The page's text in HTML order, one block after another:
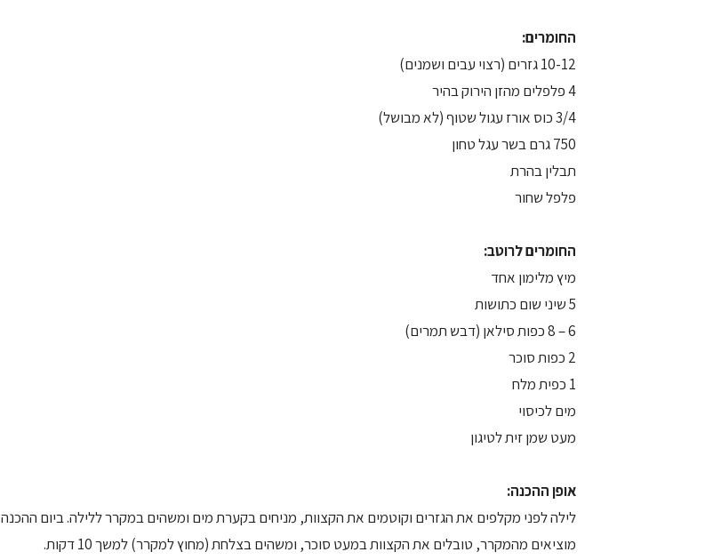
החומרים:
10-12 גזרים (רצוי עבים ושמנים)
4 פלפלים מהזן הירוק בהיר
3/4 כוס אורז עגול שטוף (לא מבושל)
750 גרם בשר עגל טחון
תבלין בהרת
פלפל שחור
החומרים לרוטב:
מיץ מלימון אחד
5 שיני שום כתושות
6 – 8 כפות סילאן (דבש תמרים)
2 כפות סוכר
1 כפית מלח
מים לכיסוי
מעט שמן זית לטיגון
אופן ההכנה:
לילה לפני מקלפים את הגזרים וקוטמים את הקצוות, מניחים בקערת מים ומשהים במקרר ללילה. ביום ההכנה
מוציאים מהמקרר, טובלים את הקצוות במעט סוכר, ומשהים בצלחת (מחוץ למקרר) למשך 10 דקות.